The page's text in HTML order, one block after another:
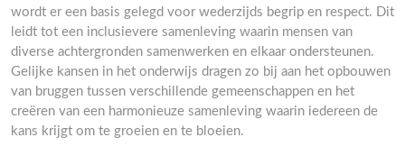
wordt er een basis gelegd voor wederzijds begrip en respect. Dit
leidt tot een inclusievere samenleving waarin mensen van
diverse achtergronden samenwerken en elkaar ondersteunen.
Gelijke kansen in het onderwijs dragen zo bij aan het opbouwen
van bruggen tussen verschillende gemeenschappen en het
creëren van een harmonieuze samenleving waarin iedereen de
kans krijgt om te groeien en te bloeien.